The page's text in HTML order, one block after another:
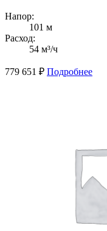
Напор:
101 м
Расход:
54 м³/ч
779 651 ₽ Подробнее